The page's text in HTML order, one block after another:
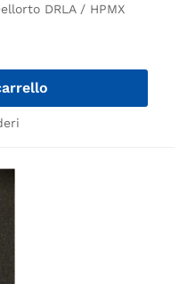
DRLA / HPMX